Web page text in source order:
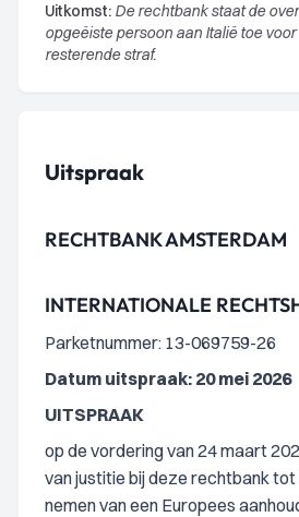
Uitkomst: De rechtbank staat de
opgeëiste persoon aan Italië toe
resterende straf.
Uitspraak
RECHTBANK AMSTERDAM
INTERNATIONALE
Parketnummer: 13-069759-26
Datum uitspraak: 20 mei 2026
UITSPRAAK
op de vordering van 24 maart
van justitie bij deze rechtbank tot
nemen van een Europees